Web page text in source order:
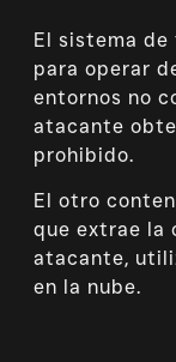
El sistema de
para operar
entornos no
atacante
prohibido.
El otro
que extrae la
atacante,
en la nube.